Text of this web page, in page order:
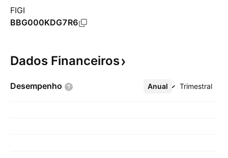
FIGI
BBG000KDG7R6
Dados Financeiros
Desempenho Anual Trimestral
Mais